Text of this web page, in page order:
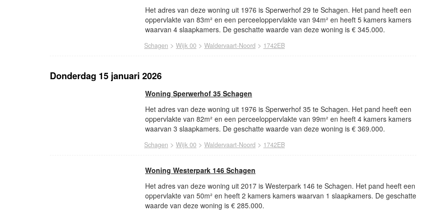
Het adres van deze woning uit 1976 is Sperwerhof 29 te Schagen. Het pand heeft een
oppervlakte van 83m² en een perceeloppervlakte van 94m² en heeft 5 kamers kamers
waarvan 4 slaapkamers. De geschatte waarde van deze woning is € 345.000.
Schagen > Wijk 00 > Waldervaart-Noord > 1742EB
Donderdag 15 januari 2026
Woning Sperwerhof 35 Schagen
Het adres van deze woning uit 1976 is Sperwerhof 35 te Schagen. Het pand heeft een
oppervlakte van 82m² en een perceeloppervlakte van 99m² en heeft 4 kamers kamers
waarvan 3 slaapkamers. De geschatte waarde van deze woning is € 369.000.
Schagen > Wijk 00 > Waldervaart-Noord > 1742EB
Woning Westerpark 146 Schagen
Het adres van deze woning uit 2017 is Westerpark 146 te Schagen. Het pand heeft een
oppervlakte van 50m² en heeft 2 kamers kamers waarvan 1 slaapkamers. De geschatte
waarde van deze woning is € 285.000.